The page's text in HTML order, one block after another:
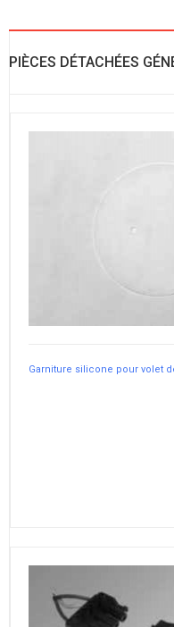
PIÈCES DÉTACHÉES
Garniture silicone pour volet